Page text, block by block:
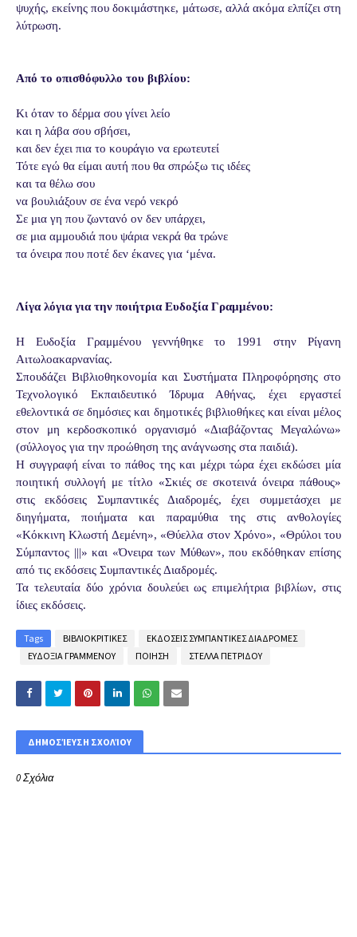
ψυχής, εκείνης που δοκιμάστηκε, μάτωσε, αλλά ακόμα ελπίζει στη
λύτρωση.
Από το οπισθόφυλλο του βιβλίου:
Κι όταν το δέρμα σου γίνει λείο
και η λάβα σου σβήσει,
και δεν έχει πια το κουράγιο να ερωτευτεί
Τότε εγώ θα είμαι αυτή που θα σπρώξω τις ιδέες
και τα θέλω σου
να βουλιάξουν σε ένα νερό νεκρό
Σε μια γη που ζωντανό ον δεν υπάρχει,
σε μια αμμουδιά που ψάρια νεκρά θα τρώνε
τα όνειρα που ποτέ δεν έκανες για ‘μένα.
Λίγα λόγια για την ποιήτρια Ευδοξία Γραμμένου:
Η Ευδοξία Γραμμένου γεννήθηκε το 1991 στην Ρίγανη
Αιτωλοακαρνανίας.
Σπουδάζει Βιβλιοθηκονομία και Συστήματα Πληροφόρησης στο
Τεχνολογικό Εκπαιδευτικό Ίδρυμα Αθήνας, έχει εργαστεί
εθελοντικά σε δημόσιες και δημοτικές βιβλιοθήκες και είναι μέλος
στον μη κερδοσκοπικό οργανισμό «Διαβάζοντας Μεγαλώνω»
(σύλλογος για την προώθηση της ανάγνωσης στα παιδιά).
Η συγγραφή είναι το πάθος της και μέχρι τώρα έχει εκδώσει μία
ποιητική συλλογή με τίτλο «Σκιές σε σκοτεινά όνειρα πάθους»
στις εκδόσεις Συμπαντικές Διαδρομές, έχει συμμετάσχει με
διηγήματα, ποιήματα και παραμύθια της στις ανθολογίες
«Κόκκινη Κλωστή Δεμένη», «Θύελλα στον Χρόνο», «Θρύλοι του
Σύμπαντος |||» και «Όνειρα των Μύθων», που εκδόθηκαν επίσης
από τις εκδόσεις Συμπαντικές Διαδρομές.
Τα τελευταία δύο χρόνια δουλεύει ως επιμελήτρια βιβλίων, στις
ίδιες εκδόσεις.
Tags ΒΙΒΛΙΟΚΡΙΤΙΚΕΣ
ΕΚΔΟΣΕΙΣ ΣΥΜΠΑΝΤΙΚΕΣ ΔΙΑΔΡΟΜΕΣ
ΕΥΔΟΞΙΑ ΓΡΑΜΜΕΝΟΥ
ΠΟΙΗΣΗ ΣΤΕΛΛΑ ΠΕΤΡΙΔΟΥ
ΔΗΜΟΣΊΕΥΣΗ ΣΧΟΛΊΟΥ
0 Σχόλια